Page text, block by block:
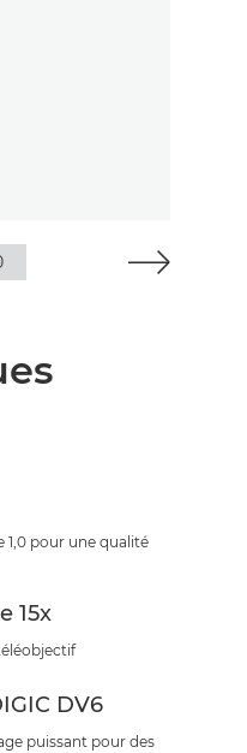
1,0 pour une qualité
15x
DV6
puissant pour des